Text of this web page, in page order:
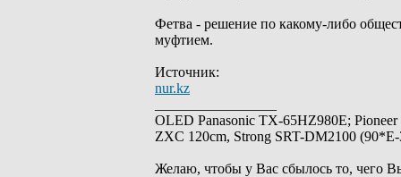
Фетва - решение по какому‑либо
муфтием.
Источник:
nur.kz
OLED Panasonic TX-65HZ980E;
ZXC 120cm, Strong SRT-DM2100
Желаю, чтобы у Вас сбылось то, чего